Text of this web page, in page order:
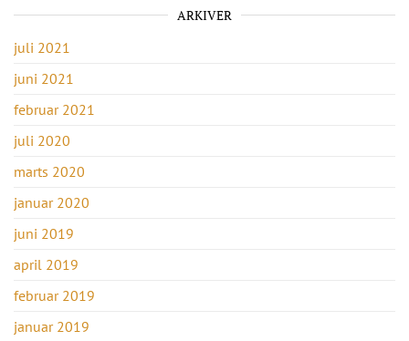
ARKIVER
juli 2021
juni 2021
februar 2021
juli 2020
marts 2020
januar 2020
juni 2019
april 2019
februar 2019
januar 2019